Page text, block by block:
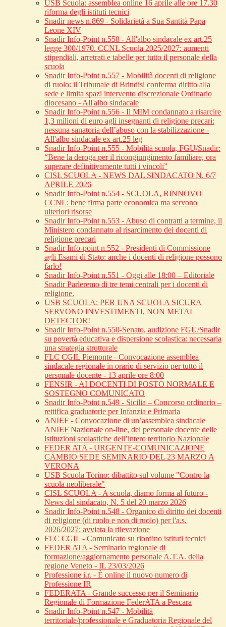
USB Scuola: assemblea online 16 aprile alle ore 17.30
riforma degli istituti tecnici
Snadir news n.869 - Solidarietà a Sua Santità Papa
Leone XIV
Snadir Info-Point n.558 - All'albo sindacale ex art.25
legge 300/1970. CCNL Scuola 2025/2027: aumenti
stipendiali, arretrati e tabelle per tutto il personale della
scuola
Snadir Info-Point n.557 - Mobilità docenti di religione
di ruolo: il Tribunale di Brindisi conferma diritto alla
sede e limita spazi intervento discrezionale Ordinario
diocesano - All'albo sindacale
Snadir Info-Point n.556 - Il MIM condannato a risarcire
1,3 milioni di euro agli insegnanti di religione precari:
nessuna sanatoria dell’abuso con la stabilizzazione -
All'albo sindacale ex art.25 leg
Snadir Info-Point n.555 - Mobilità scuola, FGU/Snadir:
“Bene la deroga per il ricongiungimento familiare, ora
superare definitivamente tutti i vincoli”
CISL SCUOLA - NEWS DAL SINDACATO N. 6/7
APRILE 2026
Snadir Info-Point n.554 - SCUOLA, RINNOVO
CCNL: bene firma parte economica ma servono
ulteriori risorse
Snadir Info-Point n.553 - Abuso di contratti a termine, il
Ministero condannato al risarcimento dei docenti di
religione precari
Snadir Info-point n.552 - Presidenti di Commissione
agli Esami di Stato: anche i docenti di religione possono
farlo!
Snadir Info-Point n.551 - Oggi alle 18:00 – Editoriale
Snadir Parleremo di tre temi centrali per i docenti di
religione.
USB SCUOLA: PER UNA SCUOLA SICURA
SERVONO INVESTIMENTI, NON METAL
DETECTOR!
Snadir Info-Point n.550-Senato, audizione FGU/Snadir
su povertà educativa e dispersione scolastica: necessaria
una strategia strutturale
FLC CGIL Piemonte - Convocazione assemblea
sindacale regionale in orario di servizio per tutto il
personale docente - 13 aprile ore 8:00
FENSIR - AI DOCENTI DI POSTO NORMALE E
SOSTEGNO COMUNICATO
Snadir Info-Point n.549 - Sicilia – Concorso ordinario –
rettifica graduatorie per Infanzia e Primaria
ANIEF - Convocazione di un’assemblea sindacale
ANIEF Nazionale on-line, del personale docente delle
istituzioni scolastiche dell’intero territorio Nazionale
FEDER ATA - URGENTE-COMUNICAZIONE
CAMBIO SEDE SEMINARIO DEL 23 MARZO A
VERONA
USB Scuola Torino: dibattito sul volume "Contro la
scuola neoliberale"
CISL SCUOLA - A scuola, diamo forma al futuro -
News dal sindacato, N. 5 del 20 marzo 2026
Snadir Info-Point n.548 - Organico di diritto dei docenti
di religione (di ruolo e non di ruolo) per l'a.s.
2026/2027: avviata la rilevazione
FLC CGIL - Comunicato su riordino istituti tecnici
FEDER ATA - Seminario regionale di
formazione/aggiornamento personale A.T.A. della
regione Veneto - IL 23/03/2026
Professione i.r. - È online il nuovo numero di
Professione IR
FEDERATA - Grande successo per il Seminario
Regionale di Formazione FederATA a Pescara
Snadir Info-Point n.547 - Mobilità
territoriale/professionale e Graduatoria Regionale del